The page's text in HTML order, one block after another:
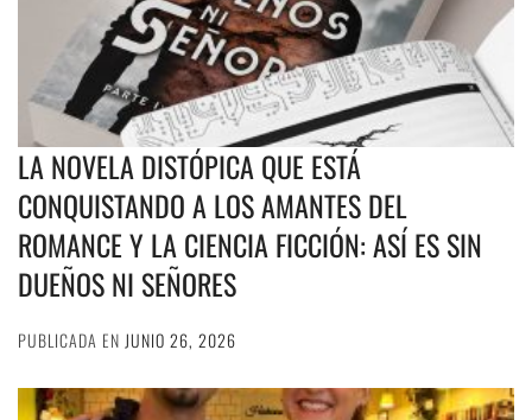
LA NOVELA DISTÓPICA QUE ESTÁ
CONQUISTANDO A LOS AMANTES DEL
ROMANCE Y LA CIENCIA FICCIÓN: ASÍ ES SIN
DUEÑOS NI SEÑORES
PUBLICADA EN JUNIO 26, 2026